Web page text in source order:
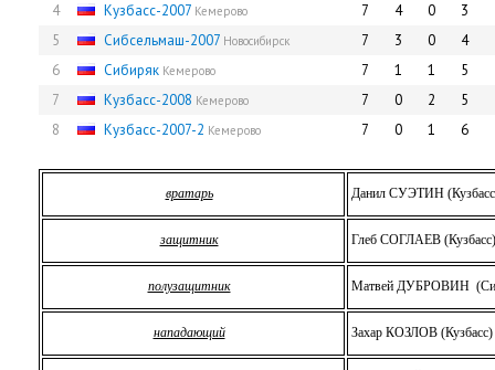
4
Кузбасс-2007 Кемерово 7 4 0
3
5
Сибсельмаш-2007 Новосибирск 7 3 0
4
6
Сибиряк Кемерово 7 1 1
5
7
Кузбасс-2008 Кемерово 7 0 2
5
8
Кузбасс-2007-2 Кемерово 7 0 1 6
вратарь Данил СУЭТИН
защитник Глеб СОГЛАЕВ
полузащитник Матвей ДУБРОВИН
нападающий Захар КОЗЛОВ (Кузбасс)